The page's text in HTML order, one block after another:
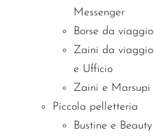
Messenger
Borse da viaggio
Zaini da viaggio
e Ufficio
Zaini e Marsupi
Piccola pelletteria
Bustine e Beauty